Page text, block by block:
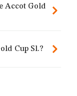
Accot Gold
Cup Sl.?